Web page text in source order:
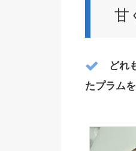
甘
どれ
たプラム